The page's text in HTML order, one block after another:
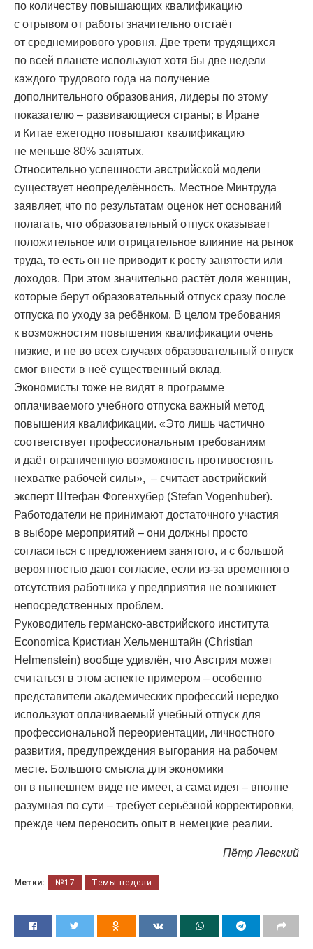
по количеству повышающих квалификацию
с отрывом от работы значительно отстаёт
от среднемирового уровня. Две трети трудящихся
по всей планете используют хотя бы две недели
каждого трудового года на получение
дополнительного образования, лидеры по этому
показателю – развивающиеся страны; в Иране
и Китае ежегодно повышают квалификацию
не меньше 80% занятых.
Относительно успешности австрийской модели
существует неопределённость. Местное Минтруда
заявляет, что по результатам оценок нет оснований
полагать, что образовательный отпуск оказывает
положительное или отрицательное влияние на рынок
труда, то есть он не приводит к росту занятости или
доходов. При этом значительно растёт доля женщин,
которые берут образовательный отпуск сразу после
отпуска по уходу за ребёнком. В целом требования
к возможностям повышения квалификации очень
низкие, и не во всех случаях образовательный отпуск
смог внести в неё существенный вклад.
Экономисты тоже не видят в программе
оплачиваемого учебного отпуска важный метод
повышения квалификации. «Это лишь частично
соответствует профессиональным требованиям
и даёт ограниченную возможность противостоять
нехватке рабочей силы», – считает австрийский
эксперт Штефан Фогенхубер (Stefan Vogenhuber).
Работодатели не принимают достаточного участия
в выборе мероприятий – они должны просто
согласиться с предложением занятого, и с большой
вероятностью дают согласие, если из-за временного
отсутствия работника у предприятия не возникнет
непосредственных проблем.
Руководитель германско-австрийского института
Economica Кристиан Хельменштайн (Christian
Helmenstein) вообще удивлён, что Австрия может
считаться в этом аспекте примером – особенно
представители академических профессий нередко
используют оплачиваемый учебный отпуск для
профессиональной переориентации, личностного
развития, предупреждения выгорания на рабочем
месте. Большого смысла для экономики
он в нынешнем виде не имеет, а сама идея – вполне
разумная по сути – требует серьёзной корректировки,
прежде чем переносить опыт в немецкие реалии.
Пётр Левский
Метки: №17 Темы недели